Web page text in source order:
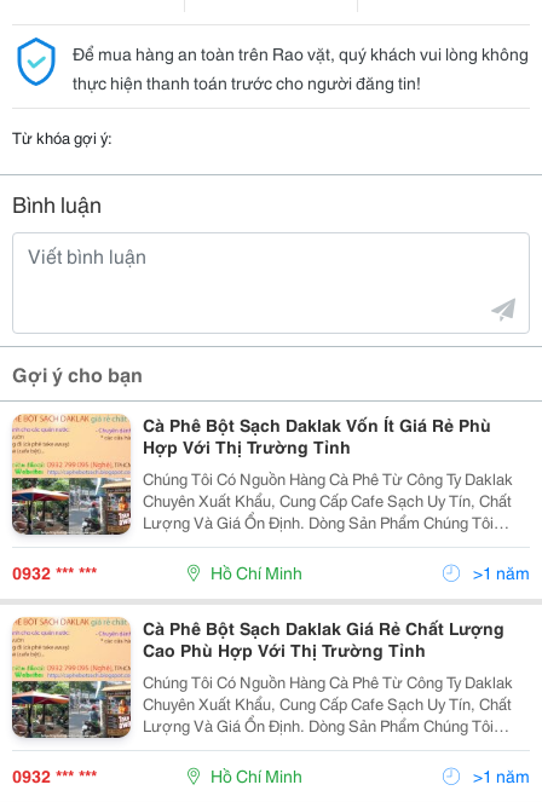
Để mua hàng an toàn trên Rao vặt, quý khách vui lòng không
thực hiện thanh toán trước cho người đăng tin!
Từ khóa gợi ý:
Bình luận
Gợi ý cho bạn
Cà Phê Bột Sạch Daklak Vốn Ít Giá Rẻ Phù
Hợp Với Thị Trường Tỉnh
Chúng Tôi Có Nguồn Hàng Cà Phê Từ Công Ty Daklak
Chuyên Xuất Khẩu, Cung Cấp Cafe Sạch Uy Tín, Chất
Lượng Và Giá Ổn Định. Dòng Sản Phẩm Chúng Tôi
Hướng Tới Là Cà Phê Bột Sạch Nguyên Chất 100%
Không Hóa Chất, Không Chất Tạo Màu, Tạo Mùi; Cafe
Hạt Ran
0932 *** *** Hồ Chí Minh >1 năm
Cà Phê Bột Sạch Daklak Giá Rẻ Chất Lượng
Cao Phù Hợp Với Thị Trường Tỉnh
Chúng Tôi Có Nguồn Hàng Cà Phê Từ Công Ty Daklak
Chuyên Xuất Khẩu, Cung Cấp Cafe Sạch Uy Tín, Chất
Lượng Và Giá Ổn Định. Dòng Sản Phẩm Chúng Tôi
Hướng Tới Là Cà Phê Bột Sạch Nguyên Chất 100%
Không Hóa Chất, Không Chất Tạo Màu, Tạo Mùi; Cafe
Hạt Ran
0932 *** *** Hồ Chí Minh >1 năm